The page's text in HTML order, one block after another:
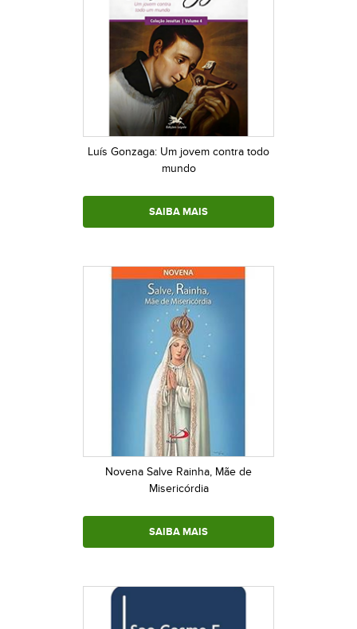
Luís Gonzaga: Um jovem contra todo
mundo
SAIBA MAIS
Novena Salve Rainha, Mãe de
Misericórdia
SAIBA MAIS